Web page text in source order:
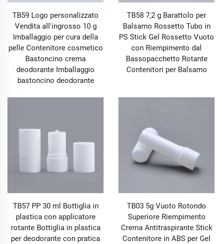
TB59 Logo personalizzato
Vendita all'ingrosso 10 g
Imballaggio per cura della
pelle Contenitore cosmetico
Bastoncino crema
deodorante Imballaggio
bastoncino deodorante
TB58 7,2 g Barattolo per
Balsamo Rossetto Tubo in
PS Stick Gel Rossetto Vuoto
con Riempimento dal
Bassopacchetto Rotante
Contenitori per Balsamo
TB57 PP 30 ml Bottiglia in
plastica con applicatore
rotante Bottiglia in plastica
per deodorante con pratica
TB03 5g Vuoto Rotondo
Superiore Riempimento
Crema Antitraspirante Stick
Contenitore in ABS per Gel